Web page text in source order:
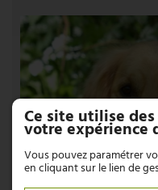
Ce site utilise
votre expérience
Vous pouvez paramétrer
en cliquant sur le lien de